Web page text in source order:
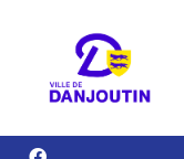
contenu
for: